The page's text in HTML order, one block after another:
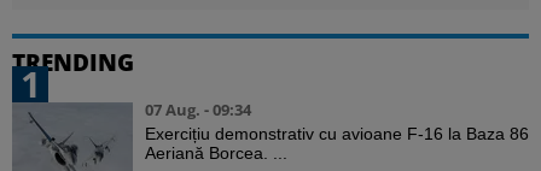
TRENDING
1
07 Aug. - 09:34
Exercițiu demonstrativ cu avioane F-16 la Baza 86
Aeriană Borcea. ...